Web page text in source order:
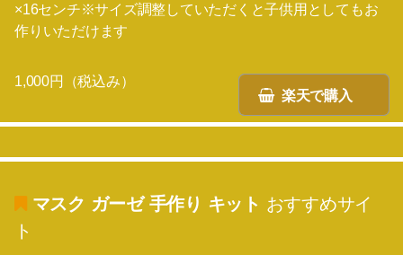
×16センチ※サイズ調整していただくと子供用としてもお
作りいただけます
楽天で購入
1,000円（税込み）
マスク ガーゼ 手作り キット おすすめサイ
ト